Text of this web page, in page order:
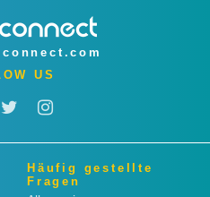
US
Häufig gestellte
Fragen